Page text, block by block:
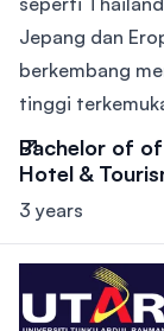
Jepang dan
berkembang
tinggi
Bachelor of
Hotel &
3 years